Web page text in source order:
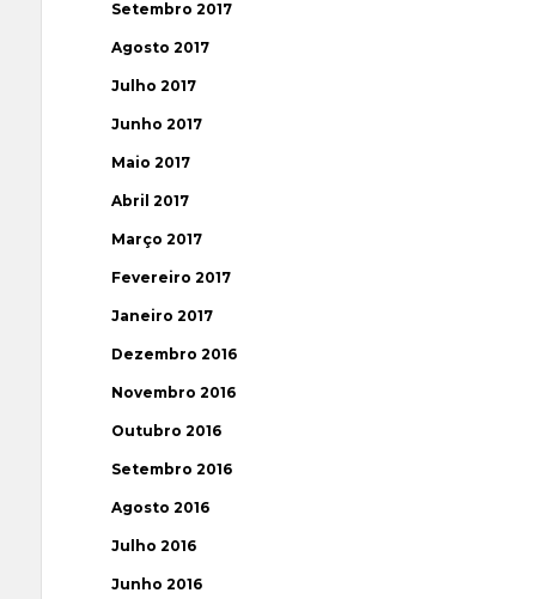
Setembro 2017
Agosto 2017
Julho 2017
Junho 2017
Maio 2017
Abril 2017
Março 2017
Fevereiro 2017
Janeiro 2017
Dezembro 2016
Novembro 2016
Outubro 2016
Setembro 2016
Agosto 2016
Julho 2016
Junho 2016